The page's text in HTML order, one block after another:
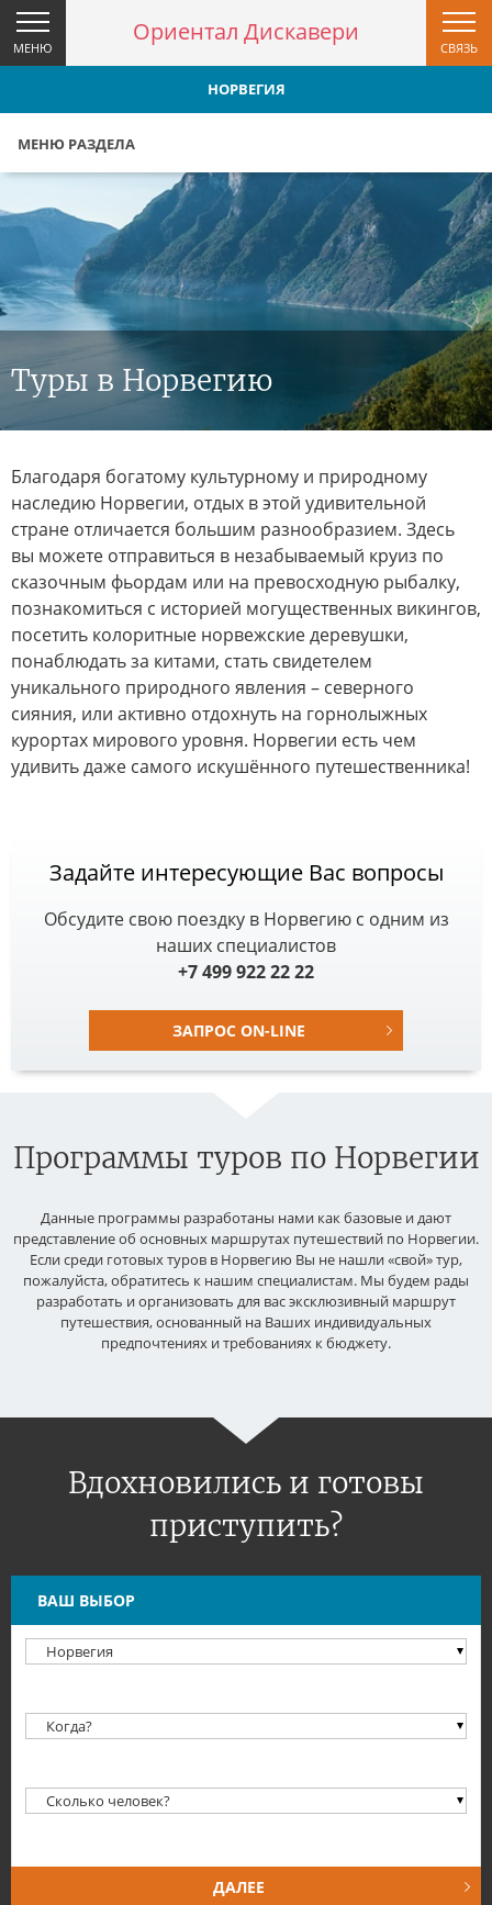
НОРВЕГИЯ
МЕНЮ РАЗДЕЛА
Туры в Норвегию
Благодаря богатому культурному и природному
наследию Норвегии, отдых в этой удивительной
стране отличается большим разнообразием. Здесь
вы можете отправиться в незабываемый круиз по
сказочным фьордам или на превосходную рыбалку,
познакомиться с историей могущественных викингов,
посетить колоритные норвежские деревушки,
понаблюдать за китами, стать свидетелем
уникального природного явления – северного
сияния, или активно отдохнуть на горнолыжных
курортах мирового уровня. Норвегии есть чем
удивить даже самого искушённого путешественника!
Задайте интересующие Вас вопросы
Обсудите свою поездку в Норвегию с одним из
наших специалистов
+7 499 922 22 22
ЗАПРОС ON-LINE
Программы туров по Норвегии
Данные программы разработаны нами как базовые и дают
представление об основных маршрутах путешествий по Норвегии.
Если среди готовых туров в Норвегию Вы не нашли «свой» тур,
пожалуйста, обратитесь к нашим специалистам. Мы будем рады
разработать и организовать для вас эксклюзивный маршрут
путешествия, основанный на Ваших индивидуальных
предпочтениях и требованиях к бюджету.
Вдохновились и готовы
приступить?
ВАШ ВЫБОР
ДАЛЕЕ
МЕНЮ СВЯЗЬ
Ориентал Дискавери